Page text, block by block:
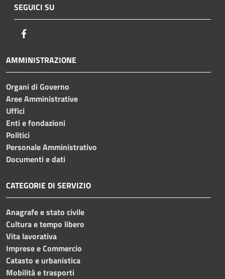
SEGUICI SU
AMMINISTRAZIONE
Organi di Governo
Aree Amministrative
Uffici
Enti e fondazioni
Politici
Personale Amministrativo
Documenti e dati
CATEGORIE DI SERVIZIO
Anagrafe e stato civile
Cultura e tempo libero
Vita lavorativa
Imprese e Commercio
Catasto e urbanistica
Mobilità e trasporti